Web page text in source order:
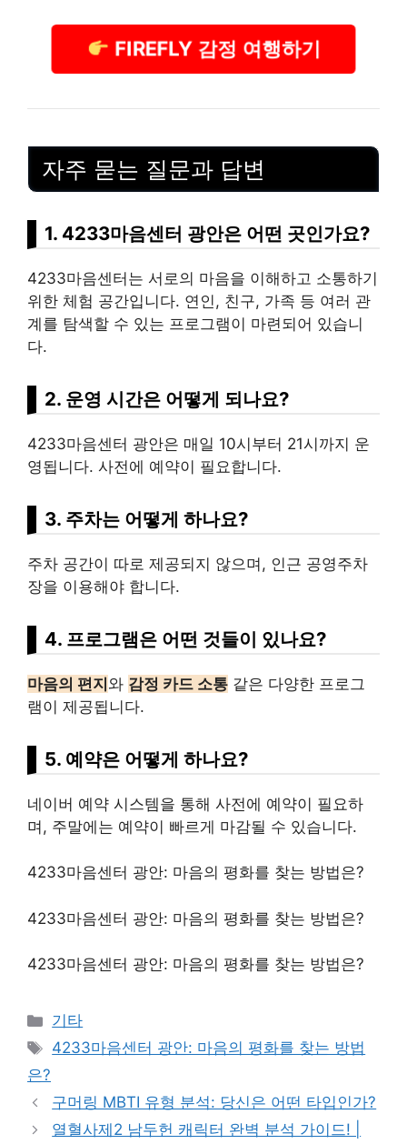
FIREFLY 감정 여행하기
자주 묻는 질문과 답변
1. 4233마음센터 광안은 어떤 곳인가요?
4233마음센터는 서로의 마음을 이해하고 소통하기
위한 체험 공간입니다. 연인, 친구, 가족 등 여러 관
계를 탐색할 수 있는 프로그램이 마련되어 있습니
다.
2. 운영 시간은 어떻게 되나요?
4233마음센터 광안은 매일 10시부터 21시까지 운
영됩니다. 사전에 예약이 필요합니다.
3. 주차는 어떻게 하나요?
주차 공간이 따로 제공되지 않으며, 인근 공영주차
장을 이용해야 합니다.
4. 프로그램은 어떤 것들이 있나요?
마음의 편지와 감정 카드 소통 같은 다양한 프로그
램이 제공됩니다.
5. 예약은 어떻게 하나요?
네이버 예약 시스템을 통해 사전에 예약이 필요하
며, 주말에는 예약이 빠르게 마감될 수 있습니다.
4233마음센터 광안: 마음의 평화를 찾는 방법은?
4233마음센터 광안: 마음의 평화를 찾는 방법은?
4233마음센터 광안: 마음의 평화를 찾는 방법은?
Categories
기타
Tags
4233마음센터 광안: 마음의 평화를 찾는 방법
은?
구머링 MBTI 유형 분석: 당신은 어떤 타입인가?
열혈사제2 남두헌 캐릭터 완벽 분석 가이드! |